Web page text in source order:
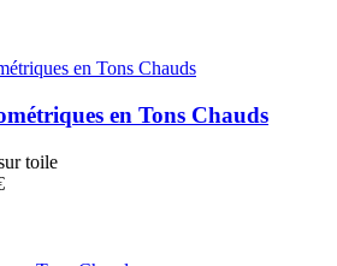
en Tons Chauds
toile